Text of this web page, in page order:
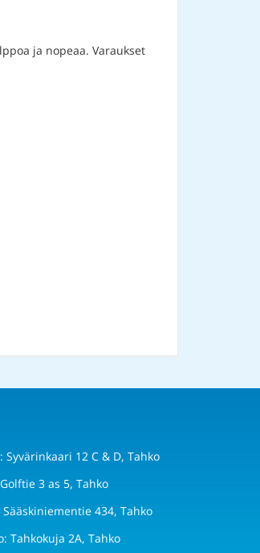
ja nopeaa. Varaukset
12 C & D, Tahko
3 as 5, Tahko
434, Tahko
Tahkokuja 2A, Tahko